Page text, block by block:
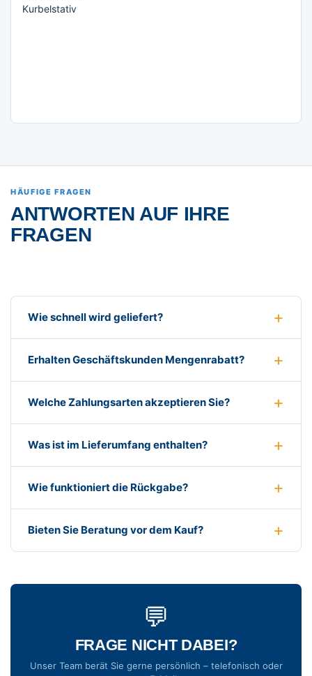
Kurbelstativ
HÄUFIGE FRAGEN
ANTWORTEN AUF IHRE
FRAGEN
Wie schnell wird geliefert?
Erhalten Geschäftskunden Mengenrabatt?
Welche Zahlungsarten akzeptieren Sie?
Was ist im Lieferumfang enthalten?
Wie funktioniert die Rückgabe?
Bieten Sie Beratung vor dem Kauf?
💬
FRAGE NICHT DABEI?
Unser Team berät Sie gerne persönlich – telefonisch oder